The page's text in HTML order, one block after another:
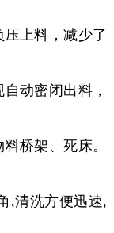
上料，减少了
动密闭出料，
桥架、死床。
清洗方便迅速,